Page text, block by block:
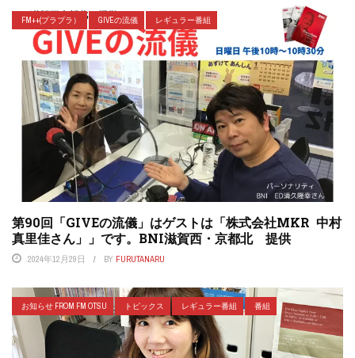
FM++(プラプラ） GIVEの流儀 レギュラー番組
第90回「GIVEの流儀」はゲストは「株式会社MKR 中村
真里佳さん」」です。BNI滋賀西・京都北 提供
2024年12月29日 BY FURUTANARU
お知らせ FROM FM OTSU トピックス レギュラー番組 番組